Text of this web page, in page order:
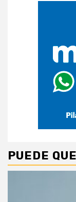
PUEDE